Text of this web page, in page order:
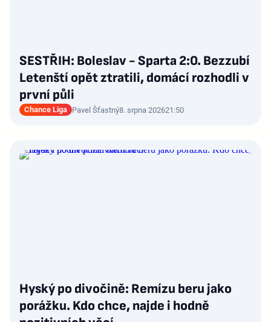
SESTŘIH: Boleslav - Sparta 2:0. Bezzubí
Letenští opět ztratili, domácí rozhodli v
první půli
Chance Liga Pavel Šťastný8. srpna 202621:50
Hyský po divočině: Remízu beru jako
porážku. Kdo chce, najde i hodně